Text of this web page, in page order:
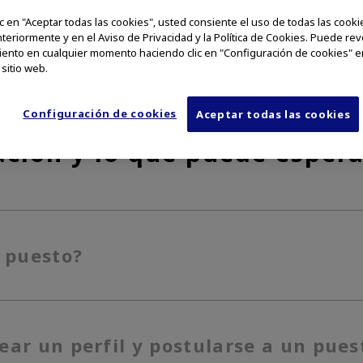
a la experiencia
Aquí puede
y lo que puede
un perfil y postularse a un
en "Aceptar todas las cookies", usted consiente el uso de todas las
y en el Aviso de Privacidad y la Política de Cookies. Puede
en cualquier momento haciendo clic en "Configuración de cookies"
web.
Configuración de cookies Aceptar todas las cookies